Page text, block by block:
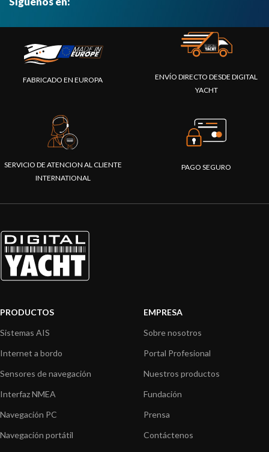
FABRICADO EN EUROPA
ENVÍO DIRECTO DESDE DIGITAL
YACHT
SERVICIO DE ATENCION AL CLIENTE
INTERNATIONAL
PAGO SEGURO
PRODUCTOS
Sistemas AIS
Internet a bordo
Sensores de navegación
Interfaz NMEA
Navegación PC
Navegación portátil
EMPRESA
Sobre nosotros
Portal Profesional
Nuestros productos
Fundación
Prensa
Contáctenos